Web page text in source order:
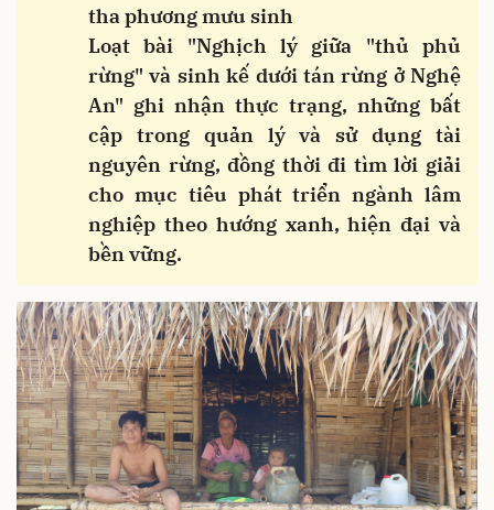
tha phương mưu sinh
Loạt bài "Nghịch lý giữa "thủ phủ
rừng" và sinh kế dưới tán rừng ở Nghệ
An" ghi nhận thực trạng, những bất
cập trong quản lý và sử dụng tài
nguyên rừng, đồng thời đi tìm lời giải
cho mục tiêu phát triển ngành lâm
nghiệp theo hướng xanh, hiện đại và
bền vững.